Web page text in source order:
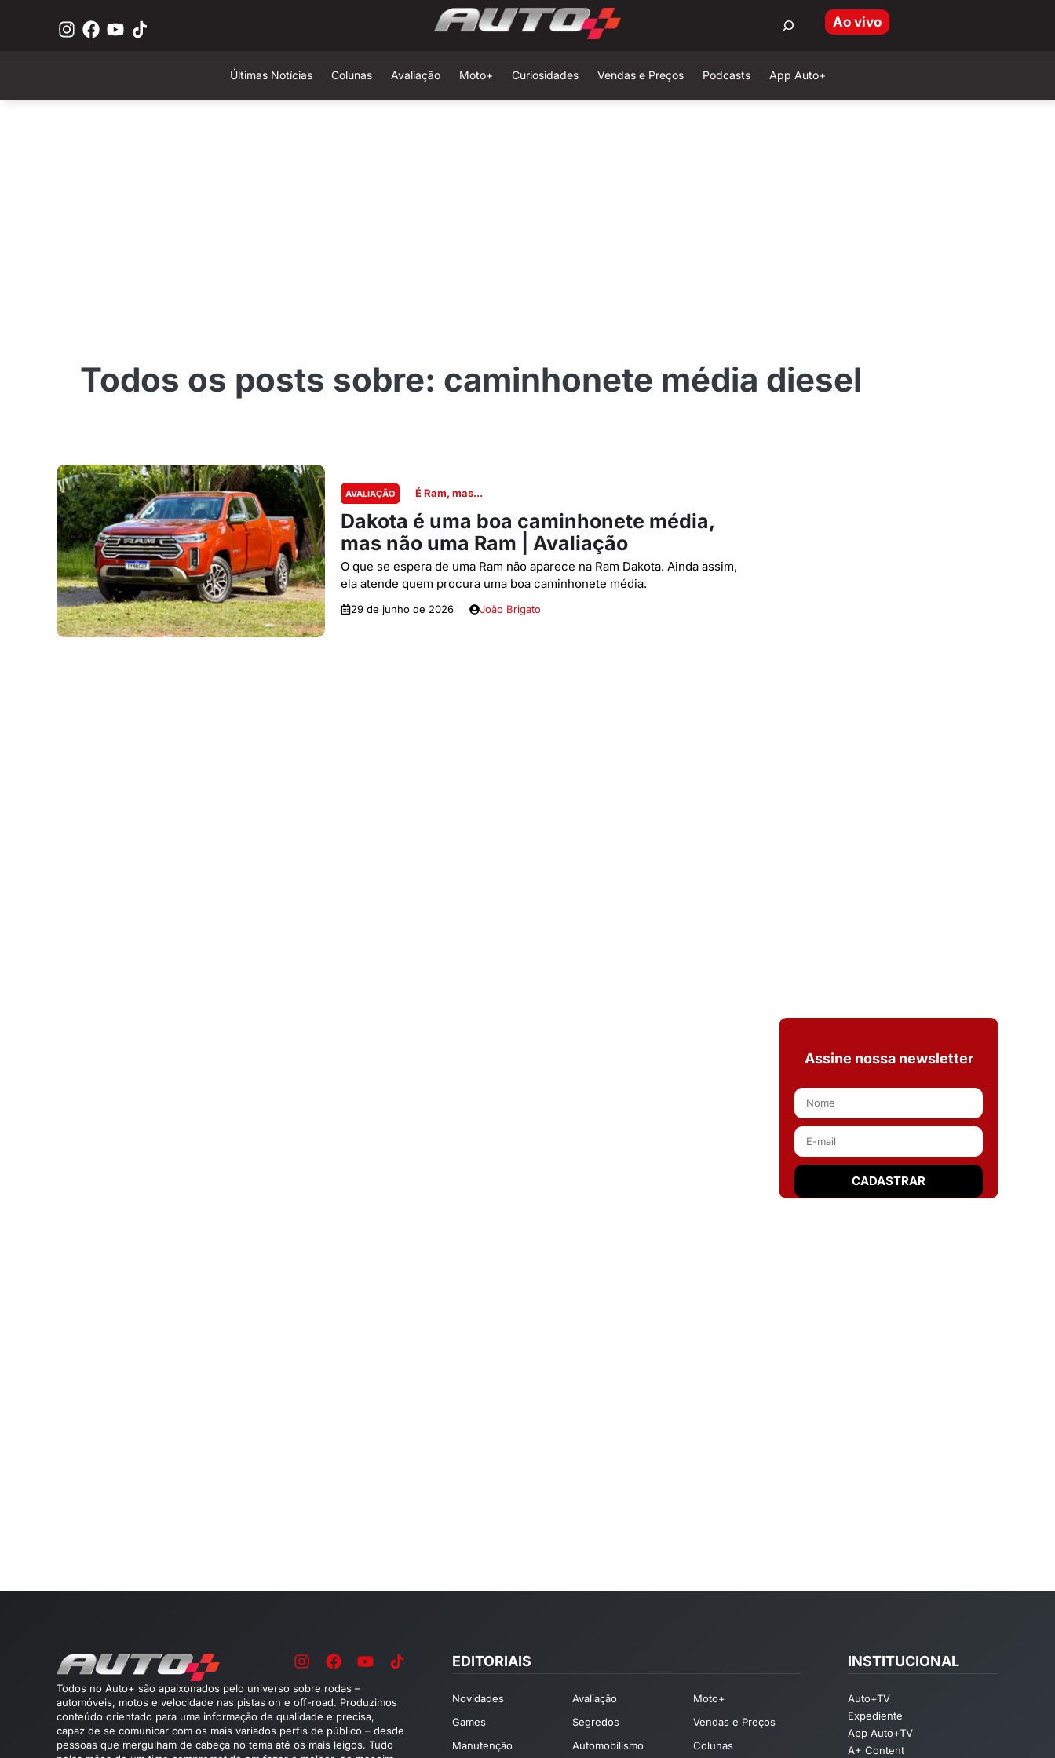
Ao vivo
Últimas Notícias Colunas Avaliação Moto+ Curiosidades Vendas e Preços Podcasts App Auto+
caminhonete média diesel
AVALIAÇÃO É Ram, mas...
Dakota é uma boa caminhonete média,
mas não uma Ram | Avaliação
O que se espera de uma Ram não aparece na Ram Dakota. Ainda assim,
ela atende quem procura uma boa caminhonete média.
29 de junho de 2026 João Brigato
Assine nossa newsletter
Todos no Auto+ são apaixonados pelo universo sobre rodas –
automóveis, motos e velocidade nas pistas on e off-road. Produzimos
conteúdo orientado para uma informação de qualidade e precisa,
capaz de se comunicar com os mais variados perfis de público – desde
pessoas que mergulham de cabeça no tema até os mais leigos. Tudo
EDITORIAIS
Novidades Avaliação
Moto+
Games
Segredos
Vendas e Preços
Manutenção
Automobilismo Colunas
INSTITUCIONAL
Auto+TV
Expediente
App Auto+TV
A+ Content